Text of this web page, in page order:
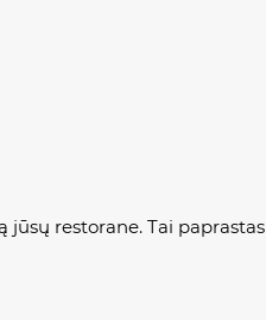
restorane. Tai paprastas